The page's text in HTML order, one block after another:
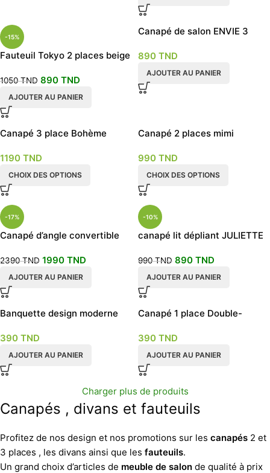
-15%
Fauteuil Tokyo 2 places beige
1050TND 890 TND
AJOUTER AU PANIER
Canapé de salon ENVIE 3
890 TND
AJOUTER AU PANIER
Canapé 3 place Bohème
1190 TND
CHOIX DES OPTIONS
Canapé 2 places mimi
990 TND
CHOIX DES OPTIONS
-17%
Canapé d’angle convertible
beige
2390TND 1990 TND
AJOUTER AU PANIER
-10%
canapé lit dépliant JULIETTE
990TND 890 TND
AJOUTER AU PANIER
Banquette design moderne
390 TND
AJOUTER AU PANIER
Canapé 1 place Double-
390 TND
AJOUTER AU PANIER
Charger plus de produits
Canapés , divans et fauteuils
Profitez de nos design et nos promotions sur les canapés 2 et
3 places , les divans ainsi que les fauteuils.
Un grand choix d’articles de meuble de salon de qualité à prix